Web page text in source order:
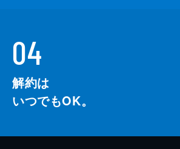
04
解約は
いつでもOK。